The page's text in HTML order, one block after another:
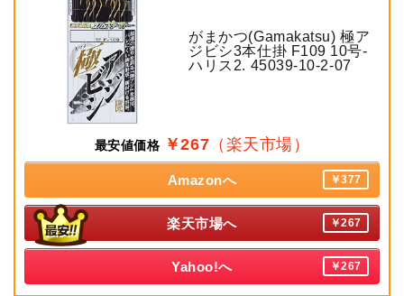
がまかつ(Gamakatsu) 極ア
ジビシ3本仕掛 F109 10号-
ハリス2. 45039-10-2-07
最安値価格 ￥267 （楽天市場）
Amazonへ ￥377
楽天市場へ ￥267
Yahoo!へ ￥267